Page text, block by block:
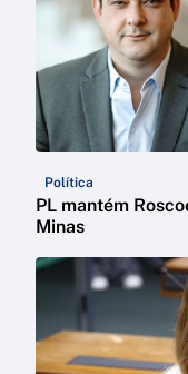
Política
PL mantém
Minas